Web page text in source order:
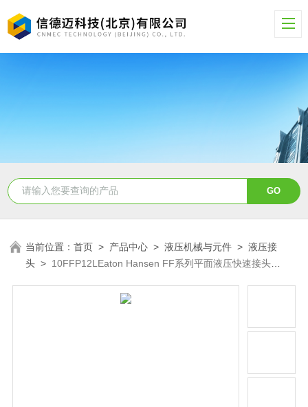
当前位置：首页 > 产品中心 >液压机械与元件 >液压接
头 > 10FFP12LEaton Hansen FF系列平面液压快速接头